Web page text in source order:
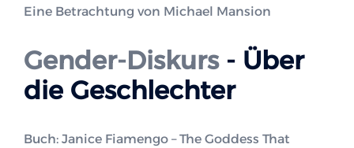
Eine Betrachtung von Michael Mansion
Gender-Diskurs- Über
die Geschlechter
Buch: Janice Fiamengo – The Goddess That